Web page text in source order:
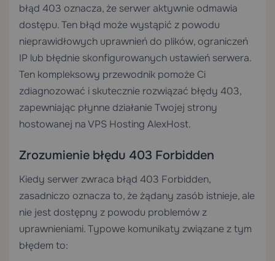
błąd 403 oznacza, że serwer aktywnie odmawia
dostępu. Ten błąd może wystąpić z powodu
nieprawidłowych uprawnień do plików, ograniczeń
IP lub błędnie skonfigurowanych ustawień serwera.
Ten kompleksowy przewodnik pomoże Ci
zdiagnozować i skutecznie rozwiązać błędy 403,
zapewniając płynne działanie Twojej strony
hostowanej naVPS Hosting AlexHost.
Zrozumienie błędu 403 Forbidden
Kiedy serwer zwraca błąd 403 Forbidden,
zasadniczo oznacza to, że żądany zasób istnieje, ale
nie jest dostępny z powodu problemów z
uprawnieniami. Typowe komunikaty związane z tym
błędem to: